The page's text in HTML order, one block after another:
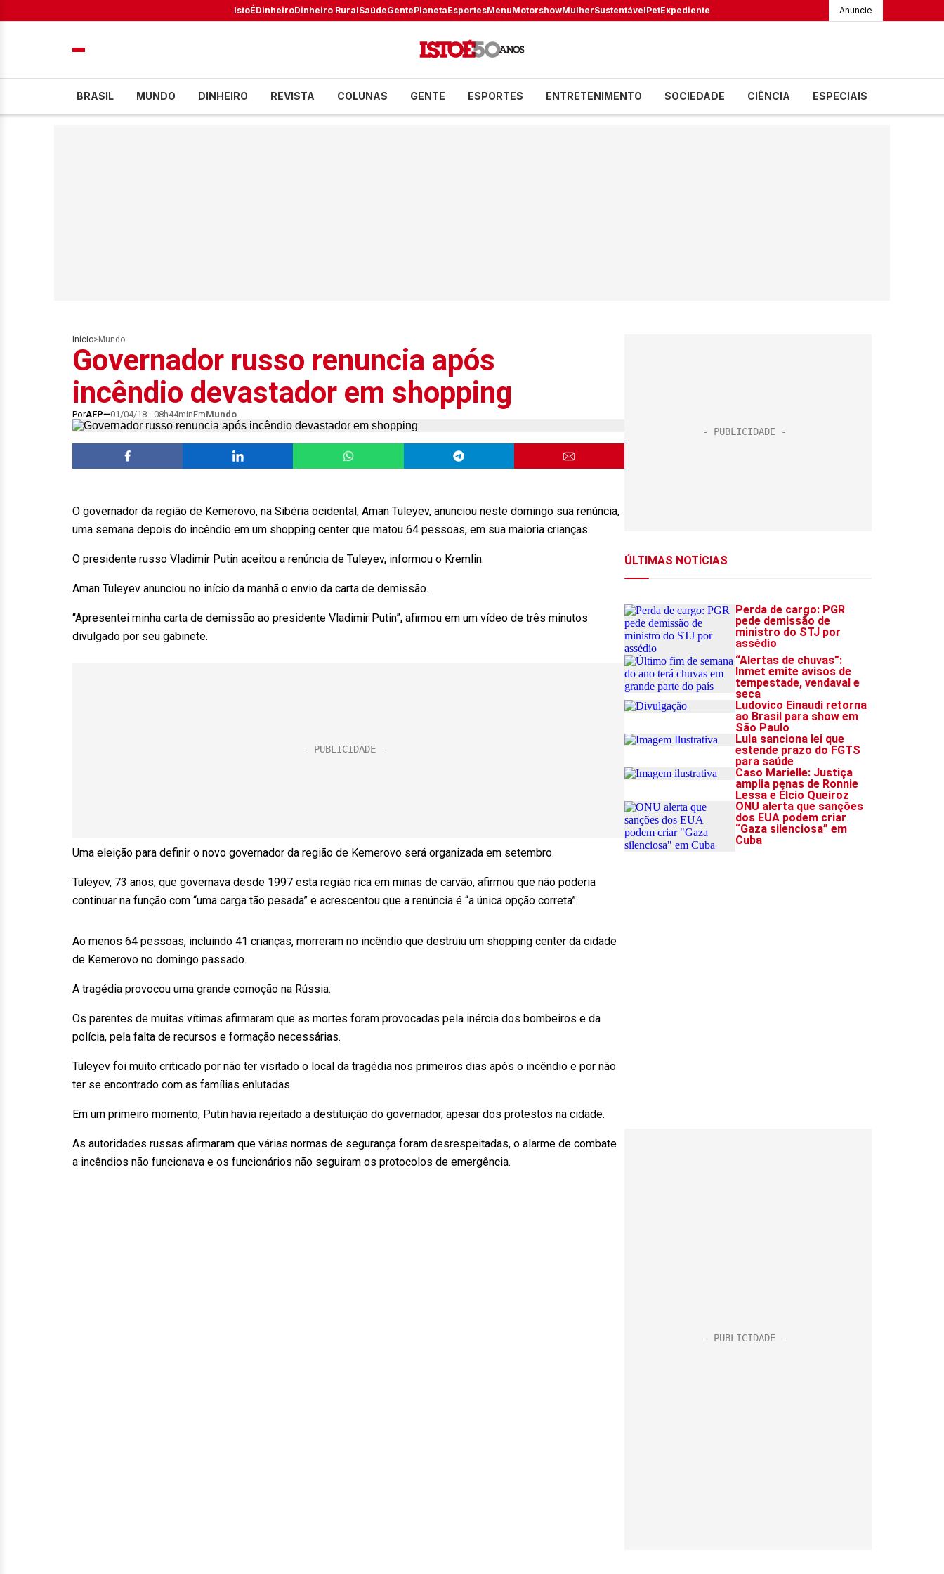
IstoÉDinheiroDinheiro RuralSaúdeGentePlanetaEsportesMenuMotorshowMulherSustentávelPetExpediente Anuncie
BRASIL MUNDO DINHEIRO REVISTA COLUNAS GENTE ESPORTES ENTRETENIMENTO SOCIEDADE CIÊNCIA ESPECIAIS
Início> Mundo
Governador russo renuncia após
incêndio devastador em shopping
PorAFP 01/04/18 - 08h44minEmMundo
O governador da região de Kemerovo, na Sibéria ocidental, Aman Tuleyev, anunciou neste domingo sua renúncia,
uma semana depois do incêndio em um shopping center que matou 64 pessoas, em sua maioria crianças.
O presidente russo Vladimir Putin aceitou a renúncia de Tuleyev, informou o Kremlin.
Aman Tuleyev anunciou no início da manhã o envio da carta de demissão.
“Apresentei minha carta de demissão ao presidente Vladimir Putin”, afirmou em um vídeo de três minutos
divulgado por seu gabinete.
Uma eleição para definir o novo governador da região de Kemerovo será organizada em setembro.
Tuleyev, 73 anos, que governava desde 1997 esta região rica em minas de carvão, afirmou que não poderia
continuar na função com “uma carga tão pesada” e acrescentou que a renúncia é “a única opção correta”.
Ao menos 64 pessoas, incluindo 41 crianças, morreram no incêndio que destruiu um shopping center da cidade
de Kemerovo no domingo passado.
A tragédia provocou uma grande comoção na Rússia.
Os parentes de muitas vítimas afirmaram que as mortes foram provocadas pela inércia dos bombeiros e da
polícia, pela falta de recursos e formação necessárias.
Tuleyev foi muito criticado por não ter visitado o local da tragédia nos primeiros dias após o incêndio e por não
ter se encontrado com as famílias enlutadas.
Em um primeiro momento, Putin havia rejeitado a destituição do governador, apesar dos protestos na cidade.
As autoridades russas afirmaram que várias normas de segurança foram desrespeitadas, o alarme de combate
a incêndios não funcionava e os funcionários não seguiram os protocolos de emergência.